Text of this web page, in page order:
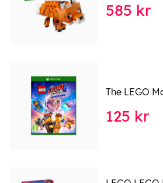
585 kr
The LEGO
125 kr